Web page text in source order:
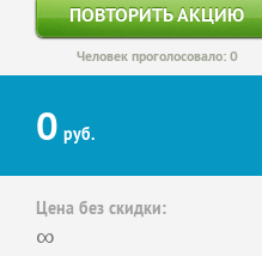
ПОВТОРИТЬ АКЦИЮ
Человек проголосовало: 0
0 руб.
Цена без скидки:
∞